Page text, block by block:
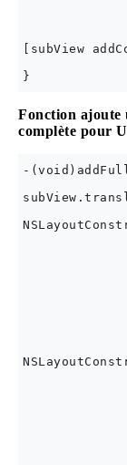
[subView
Fonction ajoute
complète pour
-